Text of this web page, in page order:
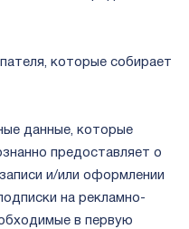
которые собирает
данные, которые
предоставляет о
и/или оформлении
на рекламно-
в первую